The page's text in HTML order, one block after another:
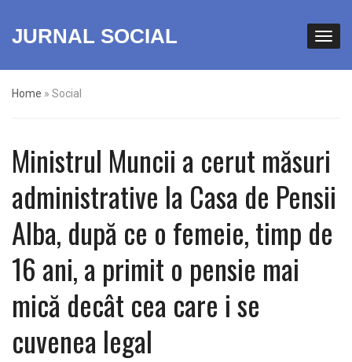
JURNAL SOCIAL
Home » Social
Ministrul Muncii a cerut măsuri
administrative la Casa de Pensii
Alba, după ce o femeie, timp de
16 ani, a primit o pensie mai
mică decât cea care i se
cuvenea legal